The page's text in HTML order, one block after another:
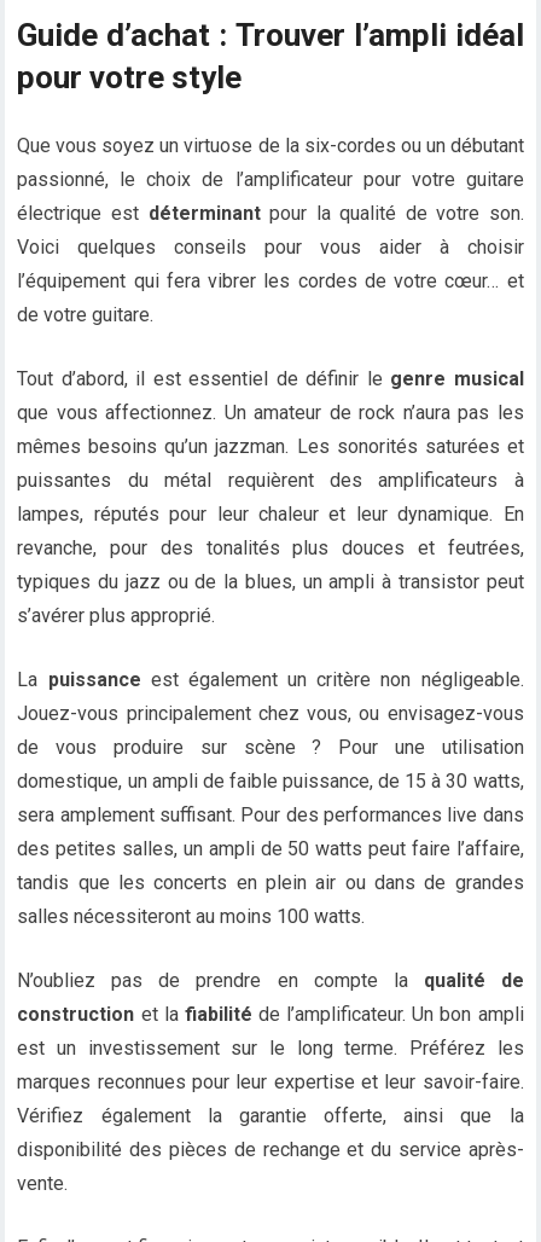
Guide d’achat : Trouver l’ampli idéal
pour votre style
Que vous soyez un virtuose de la six-cordes ou un débutant
passionné, le choix de l’amplificateur pour votre guitare
électrique est déterminantpour la qualité de votre son.
Voici quelques conseils pour vous aider à choisir
l’équipement qui fera vibrer les cordes de votre cœur… et
de votre guitare.
Tout d’abord, il est essentiel de définir le genre musical
que vous affectionnez. Un amateur de rock n’aura pas les
mêmes besoins qu’un jazzman. Les sonorités saturées et
puissantes du métal requièrent des amplificateurs à
lampes, réputés pour leur chaleur et leur dynamique. En
revanche, pour des tonalités plus douces et feutrées,
typiques du jazz ou de la blues, un ampli à transistor peut
s’avérer plus approprié.
La puissance est également un critère non négligeable.
Jouez-vous principalement chez vous, ou envisagez-vous
de vous produire sur scène ? Pour une utilisation
domestique, un ampli de faible puissance, de 15 à 30 watts,
sera amplement suffisant. Pour des performances live dans
des petites salles, un ampli de 50 watts peut faire l’affaire,
tandis que les concerts en plein air ou dans de grandes
salles nécessiteront au moins 100 watts.
N’oubliez pas de prendre en compte la qualité de
construction et la fiabilité de l’amplificateur. Un bon ampli
est un investissement sur le long terme. Préférez les
marques reconnues pour leur expertise et leur savoir-faire.
Vérifiez également la garantie offerte, ainsi que la
disponibilité des pièces de rechange et du service après-
vente.